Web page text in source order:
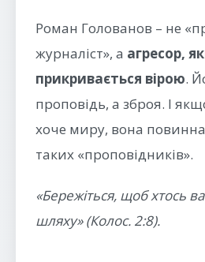
Роман Голованов – не
журналіст», а агресор,
прикривається вірою.
проповідь, а зброя. І
хоче миру, вона повинна
таких «проповідників».
«Бережіться, щоб хтось
шляху» (Колос. 2:8).